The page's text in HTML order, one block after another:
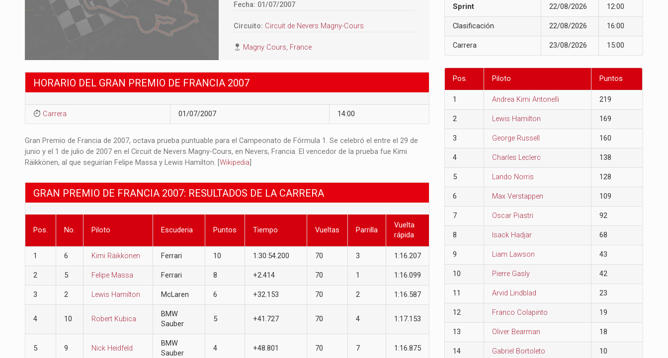
Fecha: 01/07/2007
Circuito: Circuit de Nevers Magny-Cours
Magny Cours, France
HORARIO DEL GRAN PREMIO DE FRANCIA 2007
Carrera 01/07/2007 14:00
Gran Premio de Francia de 2007, octava prueba puntuable para el Campeonato de Fórmula 1. Se celebró el entre el 29 de
junio y el 1 de julio de 2007 en el Circuit de Nevers Magny-Cours, en Nevers, Francia. El vencedor de la prueba fue Kimi
Räikkönen, al que seguirían Felipe Massa y Lewis Hamilton. [ Wikipedia
GRAN PREMIO DE FRANCIA 2007: RESULTADOS DE LA CARRERA
Pos. No. Piloto Escuderia Puntos Tiempo Vueltas Parrilla
Vuelta
rápida
1 6 Kimi Räikkönen Ferrari 10 1:30:54.200 70 3 1:16.207
2 5 Felipe Massa Ferrari 8 +2.414 70 1 1:16.099
3 2 Lewis Hamilton McLaren 6 +32.153 70 2 1:16.587
4 10 Robert Kubica
BMW
Sauber
5 +41.727 70 4 1:17.153
5 9 Nick Heidfeld
BMW
Sauber
4 +48.801 70 7 1:16.875
Sprint 22/08/2026 12:00
Clasificación 22/08/2026 16:00
Carrera 23/08/2026 15:00
Pos. Piloto Puntos
1 Andrea Kimi Antonelli 219
2 Lewis Hamilton 169
3 George Russell 160
4 Charles Leclerc 138
5 Lando Norris 128
6 Max Verstappen 109
7 Oscar Piastri 92
8 Isack Hadjar 68
9 Liam Lawson 43
10 Pierre Gasly 42
11 Arvid Lindblad 23
12 Franco Colapinto 19
13 Oliver Bearman 18
14 Gabriel Bortoleto 10